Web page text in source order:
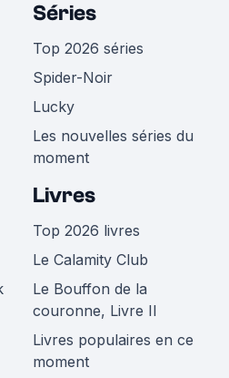
Séries
Top 2026 séries
Spider-Noir
Lucky
Les nouvelles séries du
moment
Livres
Top 2026 livres
Le Calamity Club
Le Bouffon de la
couronne, Livre II
Livres populaires en ce
moment